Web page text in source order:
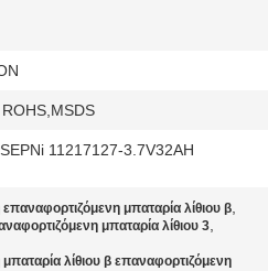
11217127-3.7V32AH
επαναφορτιζόμενη μπαταρία λίθιου β,
μπαταρία λίθιου 3,
μπαταρία λίθιου β επαναφορτιζόμενη